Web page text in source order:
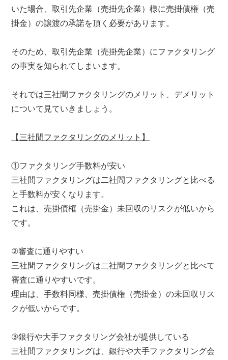
いた場合、取引先企業（売掛先企業）様に売掛債権（売
掛金）の譲渡の承諾を頂く必要があります。
そのため、取引先企業（売掛先企業）にファクタリング
の事実を知られてしまいます。
それでは三社間ファクタリングのメリット、デメリット
について見ていきましょう。
【三社間ファクタリングのメリット】
①ファクタリング手数料が安い
三社間ファクタリングは二社間ファクタリングと比べる
と手数料が安くなります。
これは、売掛債権（売掛金）未回収のリスクが低いから
です。
②審査に通りやすい
三社間ファクタリングは二社間ファクタリングと比べて
審査に通りやすいです。
理由は、手数料同様、売掛債権（売掛金）の未回収リス
クが低いからです。
③銀行や大手ファクタリング会社が提供している
三社間ファクタリングは、銀行や大手ファクタリング会